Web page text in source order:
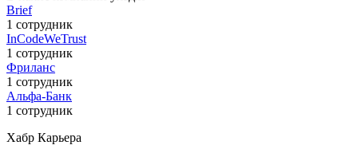
Brief
1 сотрудник
InCodeWeTrust
1 сотрудник
Фриланс
1 сотрудник
Альфа-Банк
1 сотрудник
Хабр Карьера